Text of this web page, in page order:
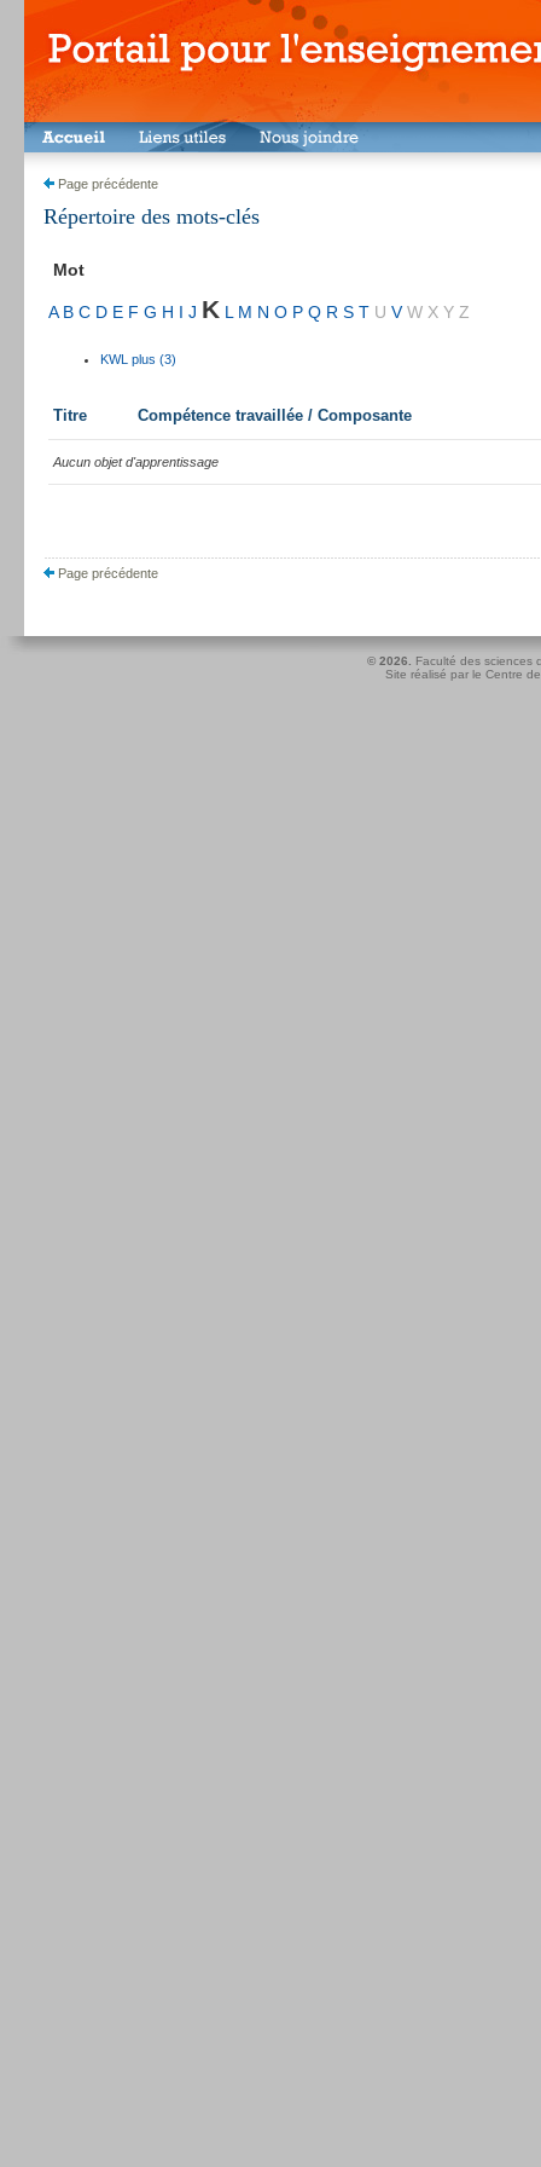
Page précédente
Répertoire des mots-clés
Mot
A B C D E F G H I J K L M N O P Q R S T U V W X Y Z
KWL plus (3)
Titre Compétence travaillée / Composante
Aucun objet d'apprentissage
Page précédente
© 2026.
Faculté des sciences
Site réalisé par le Centre